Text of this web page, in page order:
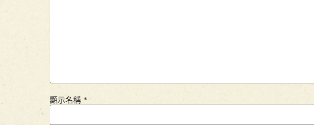
顯示名稱 *